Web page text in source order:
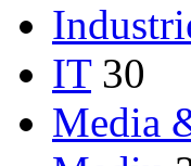
IT 30
Media